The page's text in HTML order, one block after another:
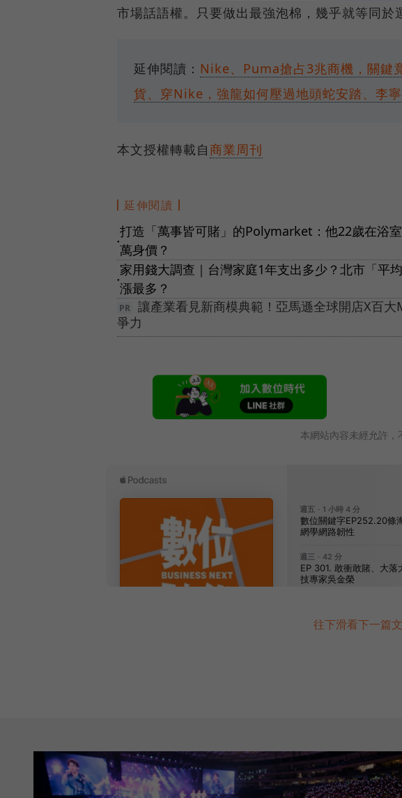
市場話語權。只要做出最強泡棉，幾乎就等同於
延伸閱讀： Nike、Puma搶占3兆商機，關鍵
貨、穿Nike，強龍如何壓過地頭蛇安踏、李寧
本文授權轉載自商業周刊
延伸閱讀
●
打造「萬事皆可賭」的Polymarket：他22歲在浴
萬身價？
●
家用錢大調查｜台灣家庭1年支出多少？北市「平
漲最多？
讓產業看見新商模典範！亞馬遜全球開店X百
爭力
本網站內容未經允許，
往下滑看下一篇